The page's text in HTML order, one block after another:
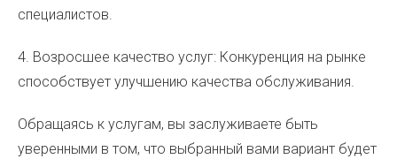
специалистов.
4. Возросшее качество услуг: Конкуренция на рынке
способствует улучшению качества обслуживания.
Обращаясь к услугам, вы заслуживаете быть
уверенными в том, что выбранный вами вариант будет